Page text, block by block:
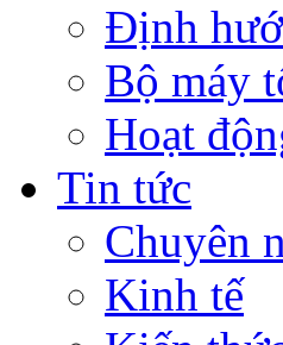
Định
Bộ máy
Hoạt
Tin tức
Chuyên
Kinh tế